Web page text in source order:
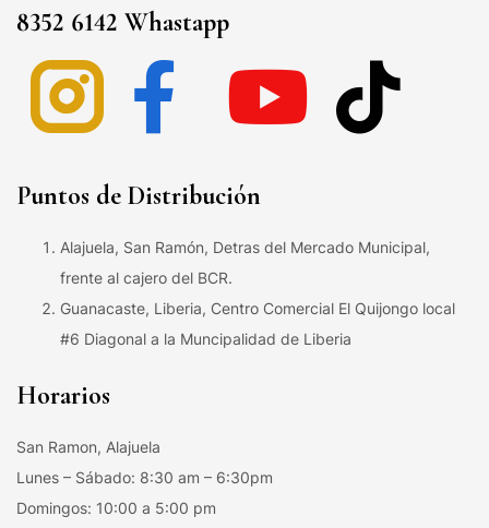
8352 6142 Whastapp
Puntos de Distribución
Alajuela, San Ramón, Detras del Mercado Municipal,
frente al cajero del BCR.
Guanacaste, Liberia, Centro Comercial El Quijongo local
#6 Diagonal a la Muncipalidad de Liberia
Horarios
San Ramon, Alajuela
Lunes – Sábado: 8:30 am – 6:30pm
Domingos: 10:00 a 5:00 pm